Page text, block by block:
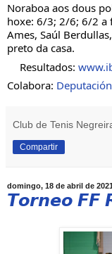
Noraboa aos dous
hoxe: 6/3; 2/6; 6/2 a
Ames, Saúl
preto da casa.
Resultados:
Colabora:
Club de Tenis
Compartir
domingo, 18 de abril de
𝙏𝙤𝙧𝙣𝙚𝙤 𝙁𝙁